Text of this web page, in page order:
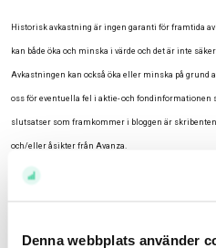
Denna webbplats använder
Historisk avkastning är ingen garanti för framtida
kan både öka och minska i värde och det är inte
Avkastningen kan också öka eller minska på grund
oss för eventuella fel i aktie- och fondinformationen
slutsatser som framkommer i bloggen är
och/eller åsikter från Avanza.
Avanza (459)